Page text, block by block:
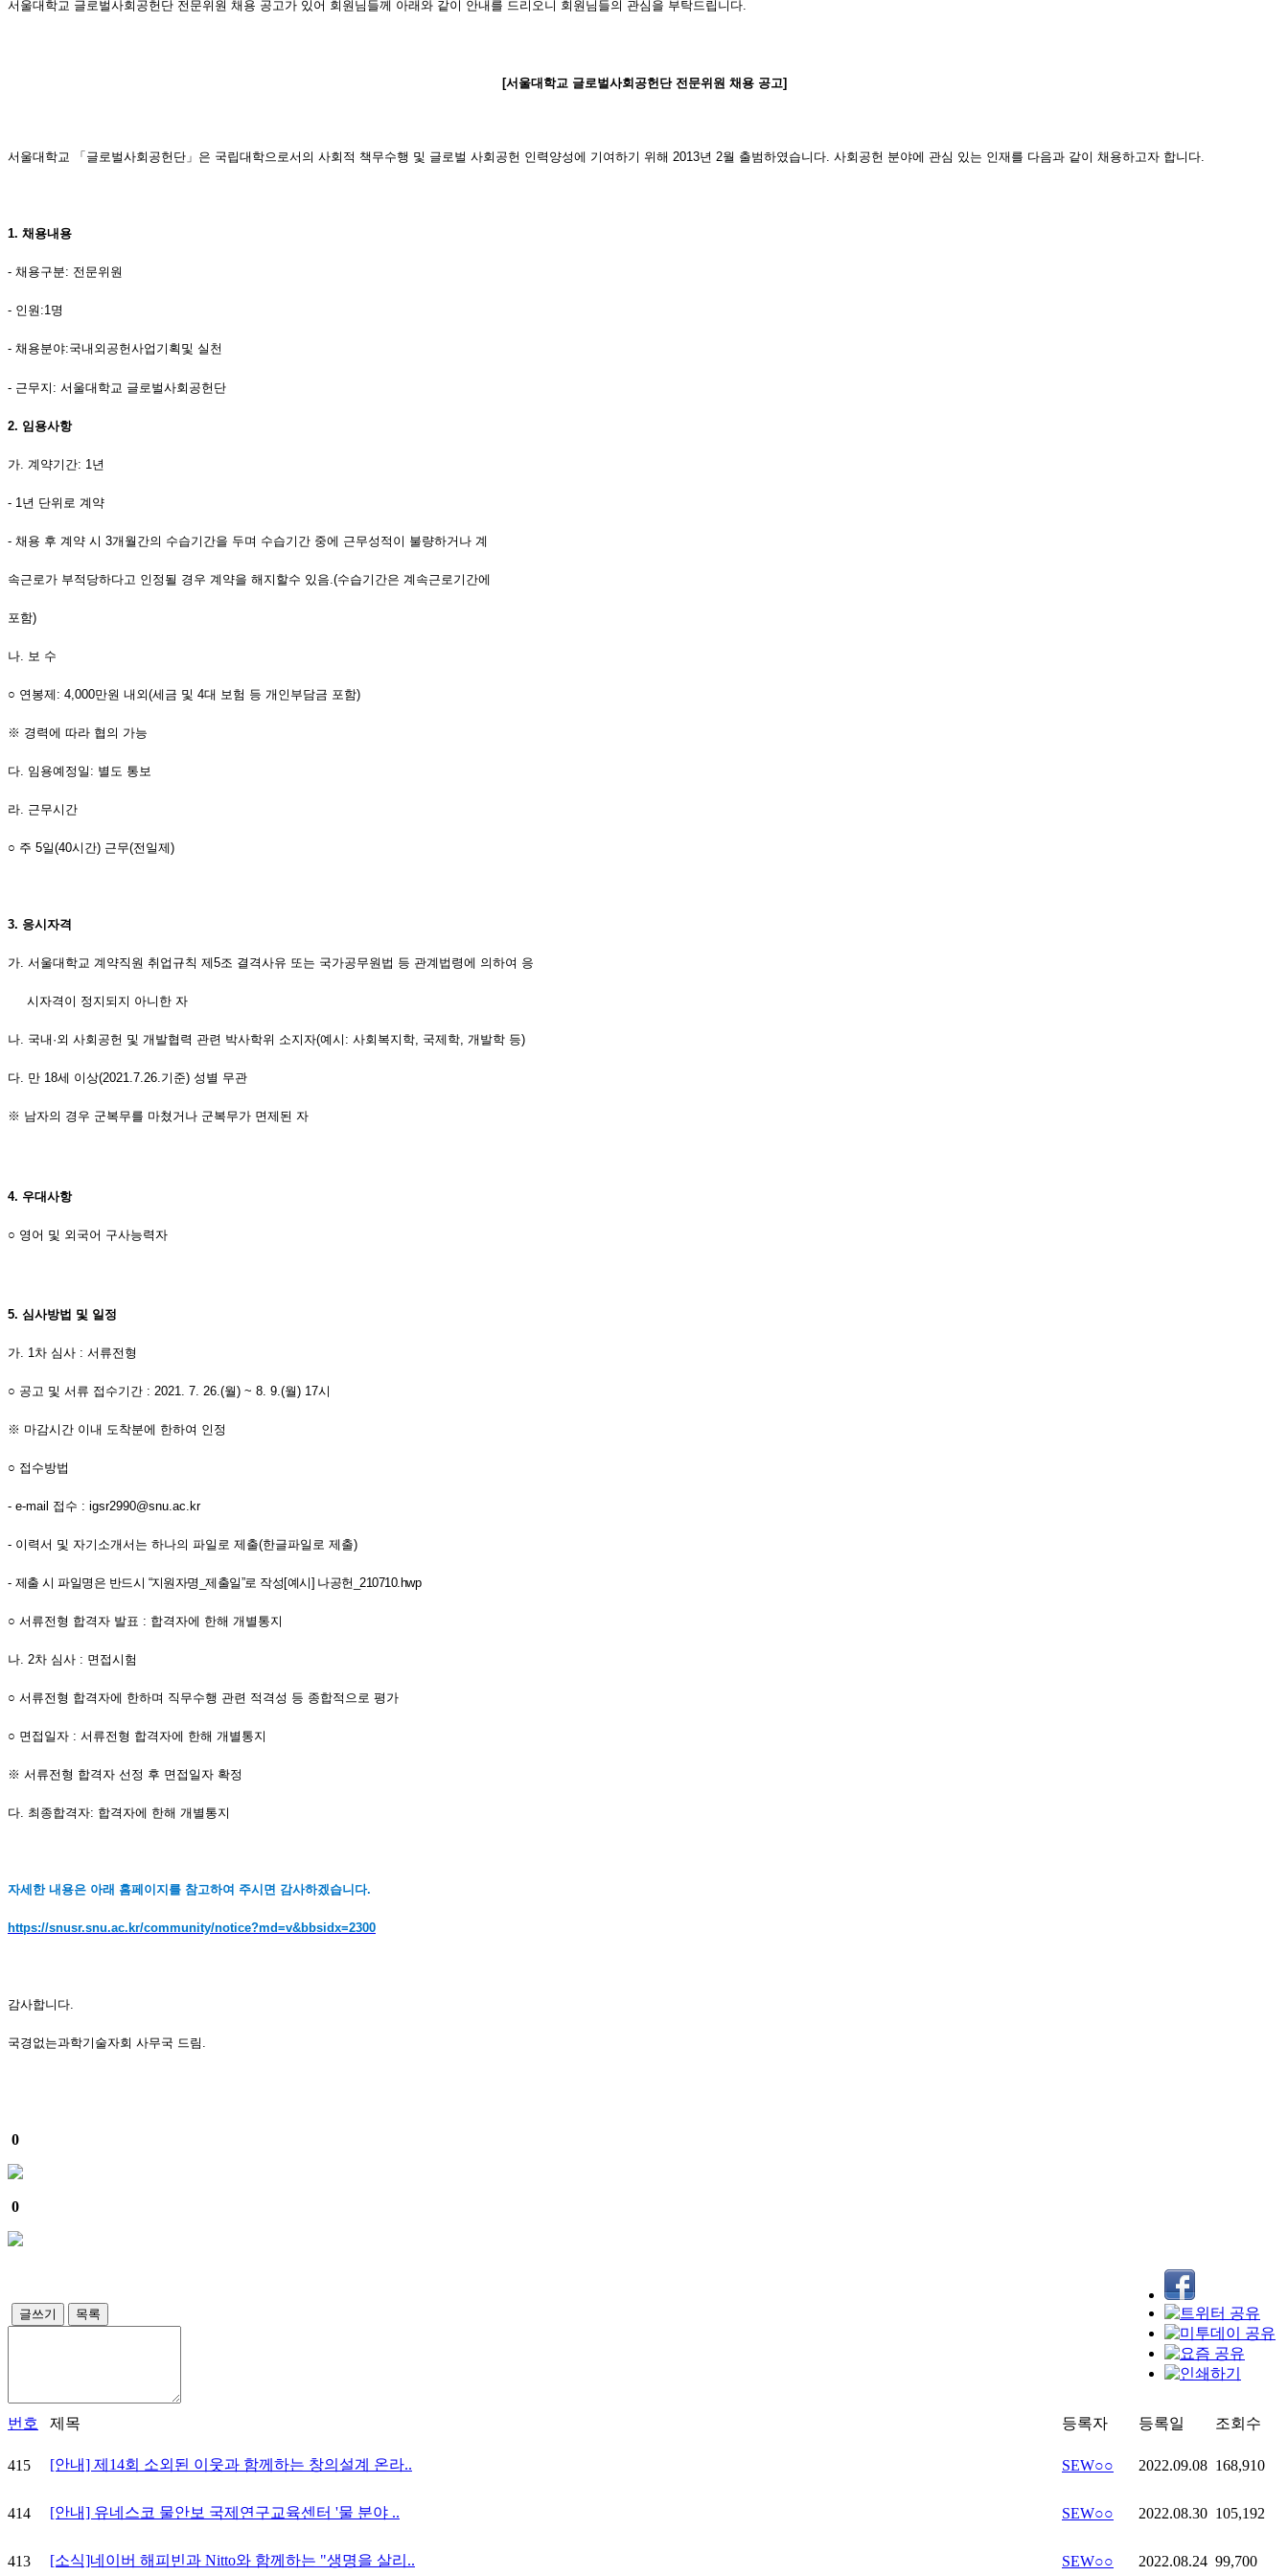
서울대학교 글로벌사회공헌단 전문위원 채용 공고가 있어 회원님들께 아래와 같이 안내를 드리오니 회원님들의 관심을 부탁드립니다.
[서울대학교 글로벌사회공헌단 전문위원 채용 공고]
서울대학교 「 글로벌사회공헌단 」 은 국립대학으로서의 사회적 책무수행 및 글로벌 사회공헌 인력양성에 기여하기 위해 2013년 2월 출범하였습니다. 사회공헌 분야에 관심 있는 인재를 다음과 같이 채용하고자 합니다.
1. 채용내용
- 채용구분: 전문위원
- 인원:1명
- 채용분야:국내외공헌사업기획및 실천
- 근무지: 서울대학교 글로벌사회공헌단
2. 임용사항
가. 계약기간: 1년
- 1년 단위로 계약
- 채용 후 계약 시 3개월간의 수습기간을 두며 수습기간 중에 근무성적이 불량하거나 계
속근로가 부적당하다고 인정될 경우 계약을 해지할수 있음.(수습기간은 계속근로기간에
포함)
나. 보 수
○ 연봉제 : 4,000만원 내외(세금 및 4대 보험 등 개인부담금 포함)
※ 경력에 따라 협의 가능
다. 임용예정일 : 별도 통보
라. 근무시간
○ 주 5일(40시간) 근무(전일제)
3. 응시자격
가. 서울대학교 계약직원 취업규칙 제5조 결격사유 또는 국가공무원법 등 관계법령에 의하여 응
시자격이 정지되지 아니한 자
나. 국내 ·외 사회공헌 및 개발협력 관련 박사학위 소지자(예시 : 사회복지학, 국제학, 개발학 등)
다. 만 18세 이상(2021.7.26.기준) 성별 무관
※ 남자의 경우 군복무를 마쳤거나 군복무가 면제된 자
4. 우대사항
○ 영어 및 외국어 구사능력자
5. 심사방법 및 일정
가. 1차 심사 : 서류전형
○ 공고 및 서류 접수기간 : 2021. 7. 26.(월) ~ 8. 9.(월) 17시
※ 마감시간 이내 도착분에 한하여 인정
○ 접수방법
- e-mail 접수 : igsr2990@snu.ac.kr
- 이력서 및 자기소개서는 하나의 파일로 제출(한글파일로 제출)
- 제출 시 파일명은 반드시 “지원자명 _제출일”로 작성 [예시] 나공헌 _210710.hwp
○ 서류전형 합격자 발표 : 합격자에 한해 개별통지
나. 2차 심사 : 면접시험
○ 서류전형 합격자에 한하며 직무수행 관련 적격성 등 종합적으로 평가
○ 면접일자 : 서류전형 합격자에 한해 개별통지
※ 서류전형 합격자 선정 후 면접일자 확정
다. 최종합격자: 합격자에 한해 개별통지
자세한 내용은 아래 홈페이지를 참고하여 주시면 감사하겠습니다.
https://snusr.snu.ac.kr/community/notice?md=v&bbsidx=2300
감사합니다.
국경없는과학기술자회 사무국 드림.
0
0
글쓰기 목록
번호 제목 등록자 등록일 조회수
415 [안내] 제14회 소외된 이웃과 함께하는 창의설계 온라.. SEW○○ 2022.09.08 168,910
414 [안내] 유네스코 물안보 국제연구교육센터 '물 분야 .. SEW○○ 2022.08.30 105,192
413 [소식]네이버 해피빈과 Nitto와 함께하는 "생명을 살리.. SEW○○ 2022.08.24 99,700